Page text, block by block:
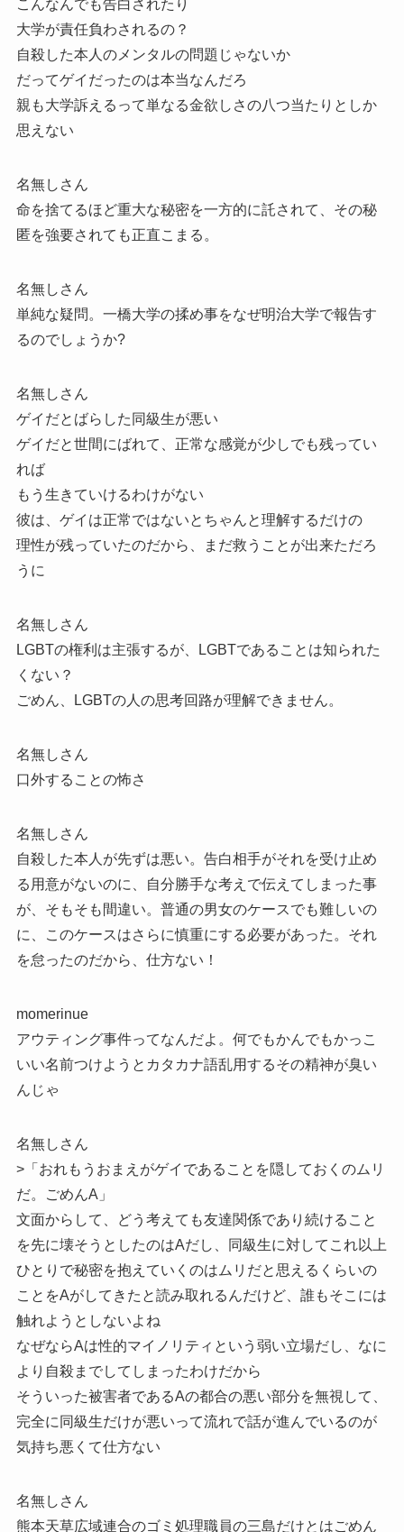
こんなんでも告白されたり
大学が責任負わされるの？
自殺した本人のメンタルの問題じゃないか
だってゲイだったのは本当なんだろ
親も大学訴えるって単なる金欲しさの八つ当たりとしか
思えない
名無しさん
命を捨てるほど重大な秘密を一方的に託されて、その秘
匿を強要されても正直こまる。
名無しさん
単純な疑問。一橋大学の揉め事をなぜ明治大学で報告す
るのでしょうか?
名無しさん
ゲイだとばらした同級生が悪い
ゲイだと世間にばれて、正常な感覚が少しでも残ってい
れば
もう生きていけるわけがない
彼は、ゲイは正常ではないとちゃんと理解するだけの
理性が残っていたのだから、まだ救うことが出来ただろ
うに
名無しさん
LGBTの権利は主張するが、LGBTであることは知られた
くない？
ごめん、LGBTの人の思考回路が理解できません。
名無しさん
口外することの怖さ
名無しさん
自殺した本人が先ずは悪い。告白相手がそれを受け止め
る用意がないのに、自分勝手な考えで伝えてしまった事
が、そもそも間違い。普通の男女のケースでも難しいの
に、このケースはさらに慎重にする必要があった。それ
を怠ったのだから、仕方ない！
momerinue
アウティング事件ってなんだよ。何でもかんでもかっこ
いい名前つけようとカタカナ語乱用するその精神が臭い
んじゃ
名無しさん
>「おれもうおまえがゲイであることを隠しておくのムリ
だ。ごめんA」
文面からして、どう考えても友達関係であり続けること
を先に壊そうとしたのはAだし、同級生に対してこれ以上
ひとりで秘密を抱えていくのはムリだと思えるくらいの
ことをAがしてきたと読み取れるんだけど、誰もそこには
触れようとしないよね
なぜならAは性的マイノリティという弱い立場だし、なに
より自殺までしてしまったわけだから
そういった被害者であるAの都合の悪い部分を無視して、
完全に同級生だけが悪いって流れで話が進んでいるのが
気持ち悪くて仕方ない
名無しさん
熊本天草広域連合のゴミ処理職員の三島だけとはごめん